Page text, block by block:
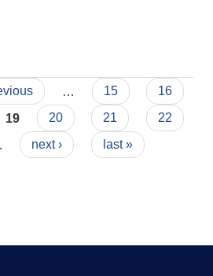
15
16
19 20 21
22
next › last »